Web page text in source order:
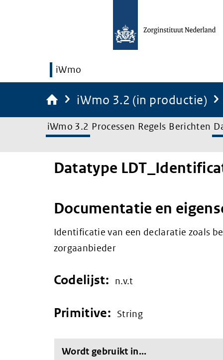
iWmo
iWmo 3.2 (in productie)
iWmo 3.2 Processen Regels Berichten
Datatype
Documentatie en
Identificatie van een declaratie zoals
zorgaanbieder
Codelijst: n.v.t
Primitive: String
Wordt gebruikt in...